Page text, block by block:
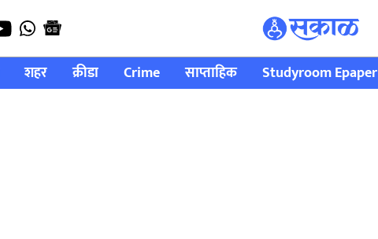
शहर क्रीडा Crime साप्ताहिक Studyroom Epaper